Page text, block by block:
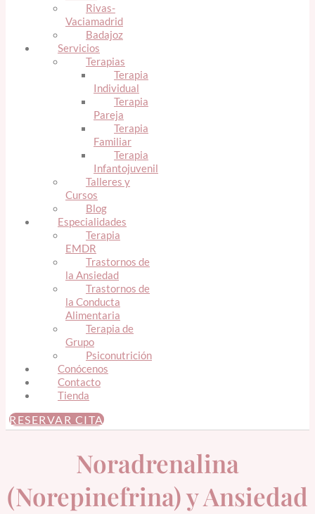
Rivas-
Vaciamadrid
Badajoz
Servicios
Terapias
Terapia
Individual
Terapia
Pareja
Terapia
Familiar
Terapia
Infantojuvenil
Talleres y
Cursos
Blog
Especialidades
Terapia
EMDR
Trastornos de
la Ansiedad
Trastornos de
la Conducta
Alimentaria
Terapia de
Grupo
Psiconutrición
Conócenos
Contacto
Tienda
RESERVAR CITA
Noradrenalina
(Norepinefrina) y Ansiedad